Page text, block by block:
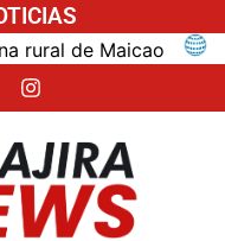
de Maicao